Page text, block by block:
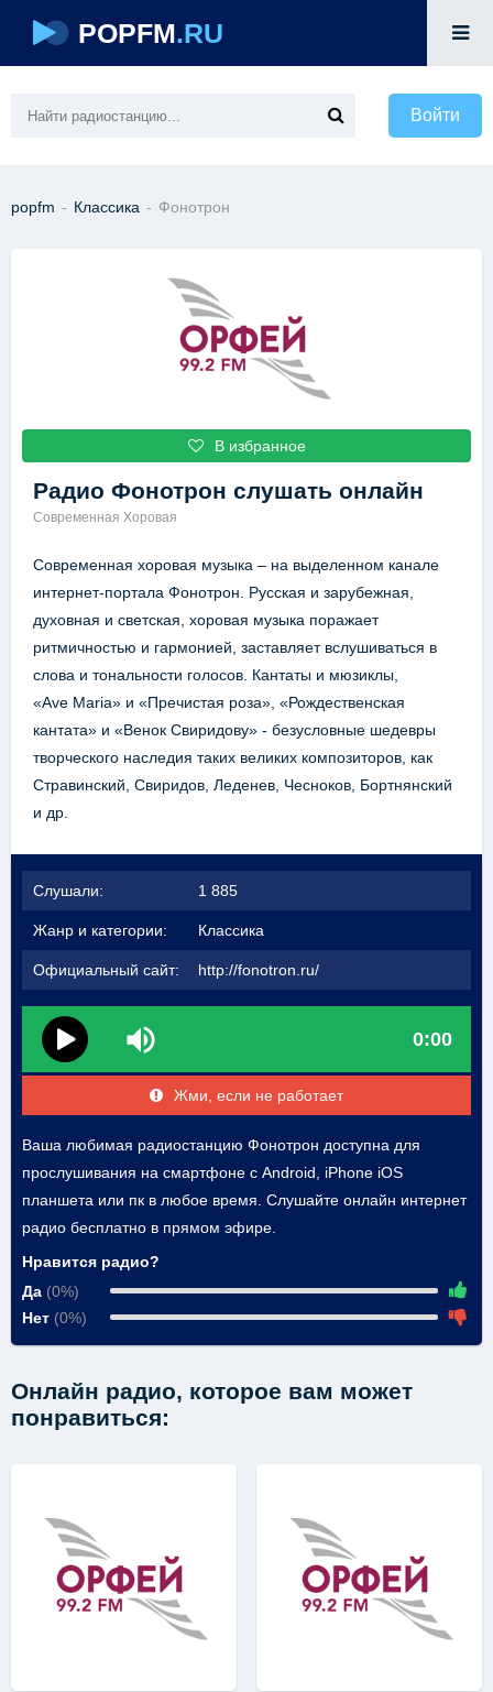
POPFM.RU
Войти
popfm - Классика - Фонотрон
В избранное
Радио Фонотрон слушать онлайн
Современная Хоровая
Современная хоровая музыка – на выделенном канале
интернет-портала Фонотрон. Русская и зарубежная,
духовная и светская, хоровая музыка поражает
ритмичностью и гармонией, заставляет вслушиваться в
слова и тональности голосов. Кантаты и мюзиклы,
«Ave Maria» и «Пречистая роза», «Рождественская
кантата» и «Венок Свиридову» - безусловные шедевры
творческого наследия таких великих композиторов, как
Стравинский, Свиридов, Леденев, Чесноков, Бортнянский
и др.
Слушали: 1 885
Жанр и категории: Классика
Официальный сайт: http://fonotron.ru/
0:00
Жми, если не работает
Ваша любимая радиостанцию Фонотрон доступна для
прослушивания на смартфоне с Android, iPhone iOS
планшета или пк в любое время. Слушайте онлайн интернет
радио бесплатно в прямом эфире.
Нравится радио?
Да (0%)
Нет (0%)
Онлайн радио, которое вам может
понравиться: